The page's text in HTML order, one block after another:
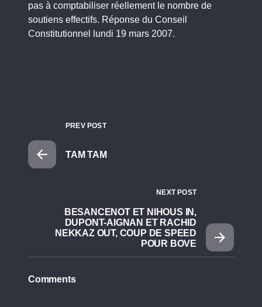
pas à comptabiliser réellement le nombre de
soutiens effectifs. Réponse du Conseil
Constitutionnel lundi 19 mars 2007.
PREV POST
TAM TAM
NEXT POST
BESANCENOT ET NIHOUS IN,
DUPONT-AIGNAN ET RACHID
NEKKAZ OUT, COUP DE SPEED
POUR BOVE
Comments